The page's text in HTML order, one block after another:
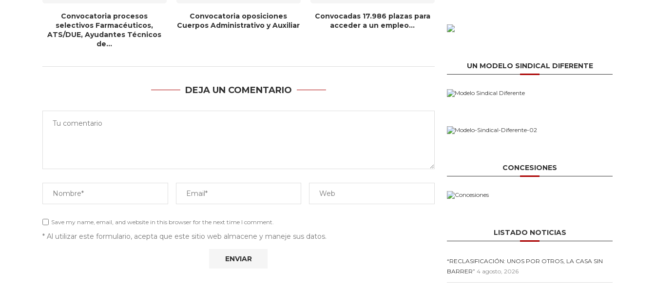
Convocatoria procesos
selectivos Farmacéuticos,
ATS/DUE, Ayudantes Técnicos
de...
Convocatoria oposiciones
Cuerpos Administrativo y Auxiliar
Convocadas 17.986 plazas para
acceder a un empleo...
DEJA UN COMENTARIO
Save my name, email, and website in this browser for the next time I comment.
* Al utilizar este formulario, acepta que este sitio web almacene y maneje sus datos.
UN MODELO SINDICAL DIFERENTE
CONCESIONES
LISTADO NOTICIAS
“RECLASIFICACIÓN: UNOS POR OTROS, LA CASA SIN
BARRER” 4 agosto, 2026